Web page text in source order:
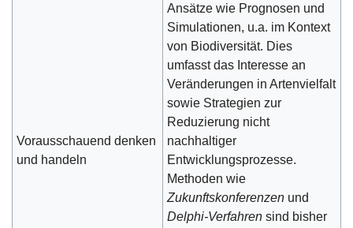
Vorausschauend denken
und handeln
Ansätze wie Prognosen und
Simulationen, u.a. im Kontext
von Biodiversität. Dies
umfasst das Interesse an
Veränderungen in Artenvielfalt
sowie Strategien zur
Reduzierung nicht
nachhaltiger
Entwicklungsprozesse.
Methoden wie
Zukunftskonferenzen und
Delphi-Verfahren sind bisher